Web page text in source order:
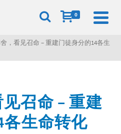
0
，看见召命 – 重建门徒身分的14各生
召命 – 重建
各生命转化